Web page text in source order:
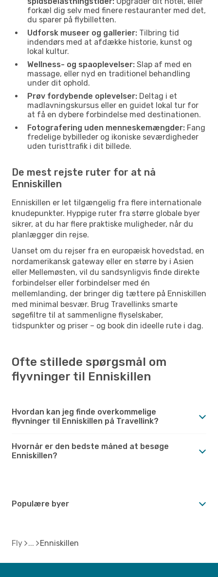
forkæl dig selv med finere restauranter med det,
du sparer på flybilletten.
Udforsk museer og gallerier: Tilbring tid
indendørs med at afdække historie, kunst og
lokal kultur.
Wellness- og spaoplevelser: Slap af med en
massage, eller nyd en traditionel behandling
under dit ophold.
Prøv fordybende oplevelser: Deltag i et
madlavningskursus eller en guidet lokal tur for
at få en dybere forbindelse med destinationen.
Fotografering uden menneskemængder: Fang
fredelige bybilleder og ikoniske seværdigheder
uden turisttrafik i dit billede.
De mest rejste ruter for at nå
Enniskillen
Enniskillen er let tilgængelig fra flere internationale
knudepunkter. Hyppige ruter fra større globale byer
sikrer, at du har flere praktiske muligheder, når du
planlægger din rejse.
Uanset om du rejser fra en europæisk hovedstad, en
nordamerikansk gateway eller en større by i Asien
eller Mellemøsten, vil du sandsynligvis finde direkte
forbindelser eller forbindelser med én
mellemlanding, der bringer dig tættere på Enniskillen
med minimal besvær. Brug Travellinks smarte
søgefiltre til at sammenligne flyselskaber,
tidspunkter og priser – og book din ideelle rute i dag.
Ofte stillede spørgsmål om
flyvninger til Enniskillen
Hvordan kan jeg finde overkommelige
flyvninger til Enniskillen på Travellink?
Hvornår er den bedste måned at besøge
Enniskillen?
Populære byer
Fly Enniskillen